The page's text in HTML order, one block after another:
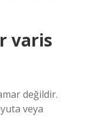
varis
değildir.
veya